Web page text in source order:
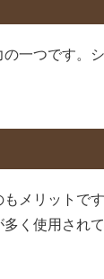
一つです。
メリットで
く使用され